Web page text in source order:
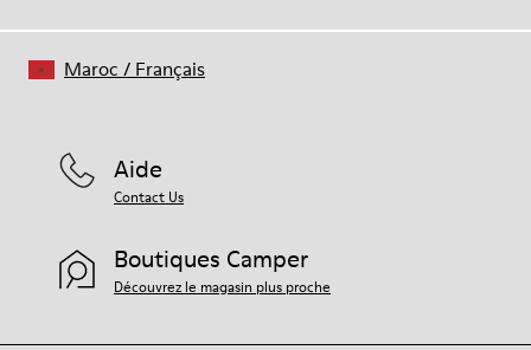
Aide
Contact Us
Boutiques Camper
Découvrez le magasin plus proche
Maroc / Français